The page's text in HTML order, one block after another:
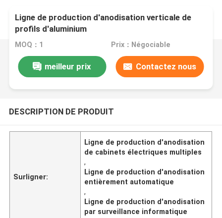
Ligne de production d'anodisation verticale de
profils d'aluminium
MOQ：1 Prix：Négociable
meilleur prix Contactez nous
DESCRIPTION DE PRODUIT
Surligner:
Ligne de production d'anodisation
de cabinets électriques multiples
,
Ligne de production d'anodisation
entièrement automatique
,
Ligne de production d'anodisation
par surveillance informatique